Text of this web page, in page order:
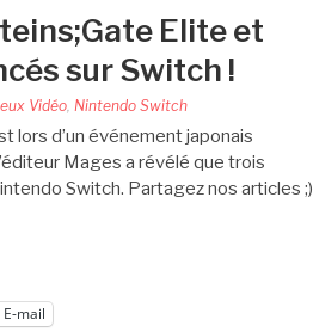
Elite et
sur Switch !
Vidéo, Nintendo Switch
lors d’un événement japonais
Mages a révélé que trois
Switch. Partagez nos articles ;)
E-mail